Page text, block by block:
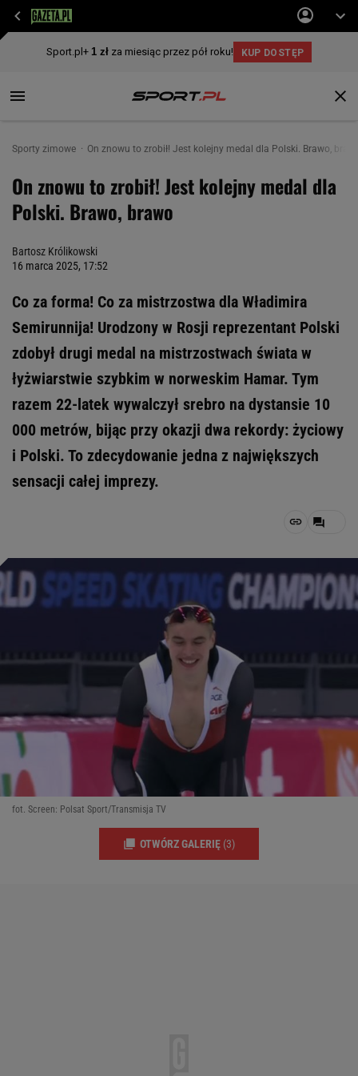
Sporty zimowe On znowu to zrobił! Jest kolejny medal dla Polski. Brawo,
On znowu to zrobił! Jest kolejny medal dla
Polski. Brawo, brawo
Bartosz Królikowski
16 marca 2025, 17:52
Co za forma! Co za mistrzostwa dla Władimira
Semirunnija! Urodzony w Rosji reprezentant Polski
zdobył drugi medal na mistrzostwach świata w
łyżwiarstwie szybkim w norweskim Hamar. Tym
razem 22-latek wywalczył srebro na dystansie 10
000 metrów, bijąc przy okazji dwa rekordy: życiowy
i Polski. To zdecydowanie jedna z największych
sensacji całej imprezy.
fot. Screen: Polsat Sport/Transmisja TV
OTWÓRZ GALERIĘ (3)